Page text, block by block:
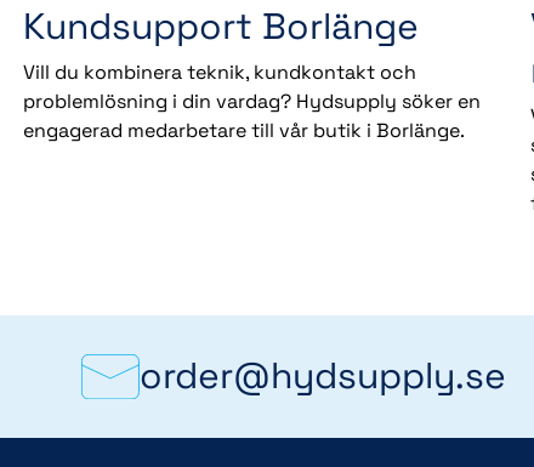
Kundsupport Borlänge
Vill du kombinera teknik, kundkontakt och
problemlösning i din vardag? Hydsupply söker en
engagerad medarbetare till vår butik i Borlänge.
order@hydsupply.se